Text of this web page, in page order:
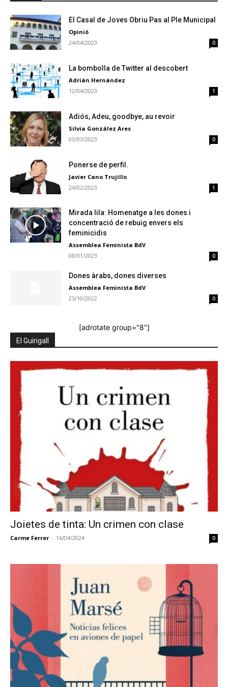
El Casal de Joves Obriu Pas al Ple Municipal
Opinió
24/04/2023
0
La bombolla de Twitter al descobert
Adrián Hernández
12/04/2023
1
Adiós, Adeu, goodbye, au revoir
Silvia González Ares
03/03/2023
0
Ponerse de perfil.
Javier Cano Trujillo
24/02/2023
1
Mirada lila: Homenatge a les dones i
concentració de rebuig envers els
feminicidis
Assemblea Feminista BdV
08/01/2023
0
Dones àrabs, dones diverses
Assemblea Feminista BdV
25/10/2022
0
[adrotate group="8"]
El Guirigall
Joietes de tinta: Un crimen con clase
Carme Ferrer - 16/04/2024 0